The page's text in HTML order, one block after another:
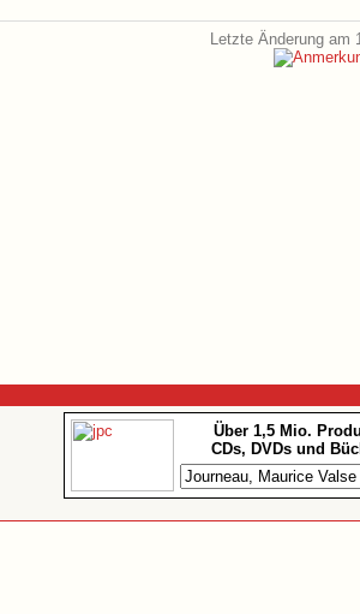
Letzte Änderung am
Über 1,5 Mio.
CDs, DVDs und